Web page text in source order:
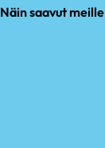
Näin saavut meille